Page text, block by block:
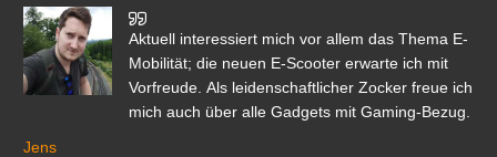
Aktuell interessiert mich vor allem das Thema E-
Mobilität; die neuen E-Scooter erwarte ich mit
Vorfreude. Als leidenschaftlicher Zocker freue ich
mich auch über alle Gadgets mit Gaming-Bezug.
Jens